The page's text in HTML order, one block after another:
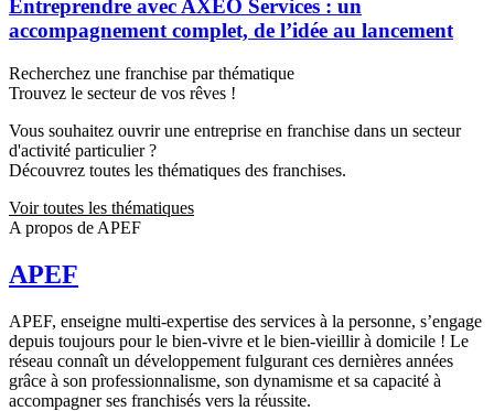
Entreprendre avec AXEO Services : un
accompagnement complet, de l’idée au lancement
Recherchez une franchise par thématique
Trouvez le secteur de vos rêves !
Vous souhaitez ouvrir une entreprise en franchise dans un secteur
d'activité particulier ?
Découvrez toutes les thématiques des franchises.
Voir toutes les thématiques
A propos de APEF
APEF
APEF, enseigne multi-expertise des services à la personne, s’engage
depuis toujours pour le bien-vivre et le bien-vieillir à domicile ! Le
réseau connaît un développement fulgurant ces dernières années
grâce à son professionnalisme, son dynamisme et sa capacité à
accompagner ses franchisés vers la réussite.